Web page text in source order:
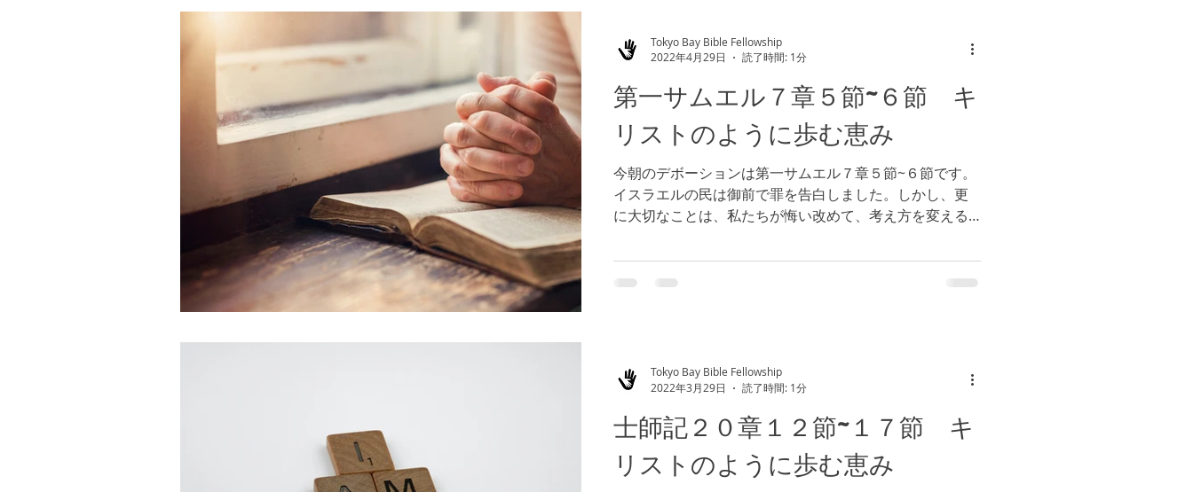
第一サムエル７章５節~６節 キ
リストのように歩む恵み
今朝のデボーションは第一サムエル７章５節~６節です。
イスラエルの民は御前で罪を告白しました。しかし、更
に大切なことは、私たちが悔い改めて、考え方を変える
な御計画を知ることができるのです。（参照 ローマ１
２章１節~２節）...
Tokyo Bay Bible Fellowship
2022年4月29日
読了時間: 1分
士師記２０章１２節~１７節 キ
リストのように歩む恵み
Tokyo Bay Bible Fellowship
2022年3月29日
読了時間: 1分